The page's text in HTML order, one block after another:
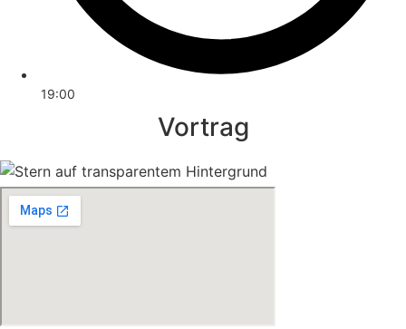
19:00
Vortrag